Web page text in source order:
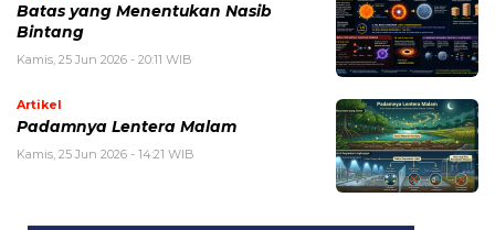
Batas yang Menentukan Nasib
Bintang
Kamis, 25 Jun 2026 - 20:11 WIB
Artikel
Padamnya Lentera Malam
Kamis, 25 Jun 2026 - 14:21 WIB